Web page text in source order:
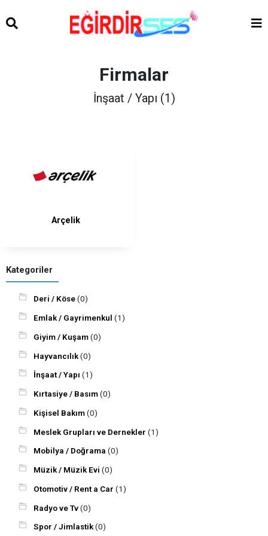
Firmalar
İnşaat / Yapı (1)
Arçelik
Kategoriler
Deri / Köse(0)
Emlak / Gayrimenkul(1)
Giyim / Kuşam(0)
Hayvancılık(0)
İnşaat / Yapı(1)
Kırtasiye / Basım(0)
Kişisel Bakım(0)
Meslek Grupları ve Dernekler(1)
Mobilya / Doğrama(0)
Müzik / Müzik Evi(0)
Otomotiv / Rent a Car(1)
Radyo ve Tv(0)
Spor / Jimlastik(0)